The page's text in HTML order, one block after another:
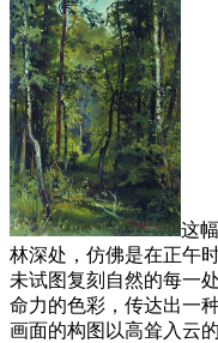
这
林深处，仿佛是在正午
未试图复刻自然的每一
命力的色彩，传达出一
画面的构图以高耸入云